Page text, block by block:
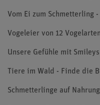
Vom Ei zum Schmetterling
Vogeleier von 12
Unsere Gefühle mit
Tiere im Wald - Finde die
Schmetterlinge auf